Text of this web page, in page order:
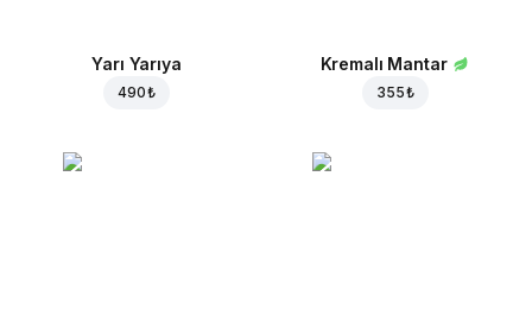
Yarı Yarıya
490 ₺
Kremalı Mantar
355 ₺